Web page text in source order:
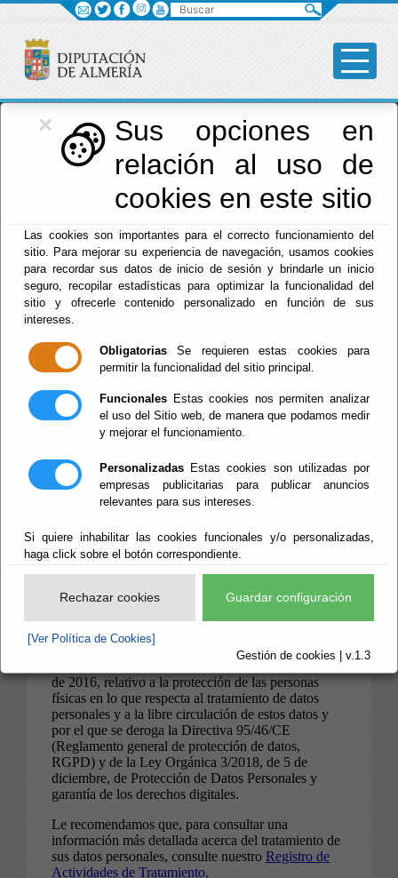
×
Sus opciones en
relación al uso de
cookies en este sitio
Las cookies son importantes para el correcto funcionamiento del
sitio. Para mejorar su experiencia de navegación, usamos cookies
para recordar sus datos de inicio de sesión y brindarle un inicio
seguro, recopilar estadísticas para optimizar la funcionalidad del
sitio y ofrecerle contenido personalizado en función de sus
intereses.
Obligatorias Se requieren estas cookies para
permitir la funcionalidad del sitio principal.
Funcionales Estas cookies nos permiten analizar
el uso del Sitio web, de manera que podamos medir
y mejorar el funcionamiento.
Personalizadas Estas cookies son utilizadas por
empresas publicitarias para publicar anuncios
relevantes para sus intereses.
Si quiere inhabilitar las cookies funcionales y/o personalizadas,
haga click sobre el botón correspondiente.
Rechazar cookies Guardar configuración
[Ver Política de Cookies]
Gestión de cookies | v.1.3
Diputación
Menú Diputación
Política de
Privacidad
Buscar